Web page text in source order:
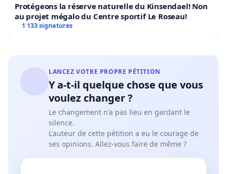
Protégeons la réserve naturelle du Kinsendael! Non
au projet mégalo du Centre sportif Le Roseau!
1 133 signatures
LANCEZ VOTRE PROPRE PÉTITION
Y a-t-il quelque chose que vous
voulez changer ?
Le changement n'a pas lieu en gardant le
silence.
L'auteur de cette pétition a eu le courage de
ses opinions. Allez-vous faire de même ?